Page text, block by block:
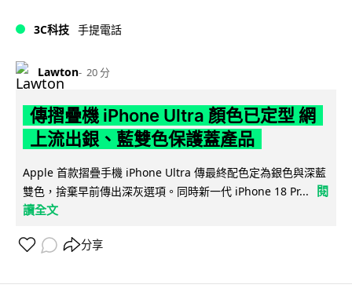
3C科技 手提電話
Lawton 20 分
傳摺疊機 iPhone Ultra 顏色已定型 網
上流出銀、藍雙色保護蓋產品
Apple 首款摺疊手機 iPhone Ultra 傳最終配色定為銀色與深藍
雙色，捨棄早前傳出深灰選項。同時新一代 iPhone 18 Pr...
閱
讀全文
分享